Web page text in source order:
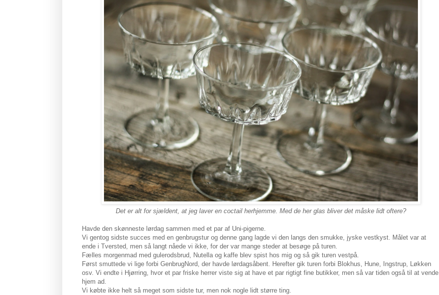
Det er alt for sjældent, at jeg laver en coctail herhjemme. Med de her glas bliver det måske lidt oftere?
Havde den skønneste lørdag sammen med et par af Uni-pigerne.
Vi gentog sidste succes med en genbrugstur og denne gang lagde vi den langs den smukke, jyske vestkyst. Målet var at
ende i Tversted, men så langt nåede vi ikke, for der var mange steder at besøge på turen.
Fælles morgenmad med gulerodsbrud, Nutella og kaffe blev spist hos mig og så gik turen vestpå.
Først smuttede vi lige forbi GenbrugNord, der havde lørdagsåbent. Herefter gik turen forbi Blokhus, Hune, Ingstrup, Løkken
osv. Vi endte i Hjørring, hvor et par friske herrer viste sig at have et par rigtigt fine butikker, men så var tiden også til at vende
hjem ad.
Vi købte ikke helt så meget som sidste tur, men nok nogle lidt større ting.